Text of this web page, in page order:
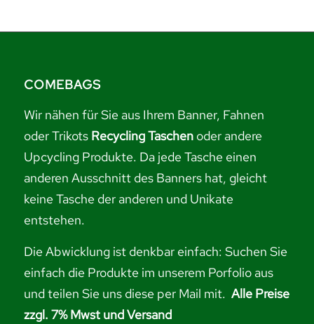
COMEBAGS
Wir nähen für Sie aus Ihrem Banner, Fahnen
oder Trikots Recycling Taschenoder andere
Upcycling Produkte. Da jede Tasche einen
anderen Ausschnitt des Banners hat, gleicht
keine Tasche der anderen und Unikate
entstehen.
Die Abwicklung ist denkbar einfach: Suchen Sie
einfach die Produkte im unserem Porfolio aus
undteilen Sie uns diese per Mail mit. Alle Preise
zzgl. 7% Mwst und Versand